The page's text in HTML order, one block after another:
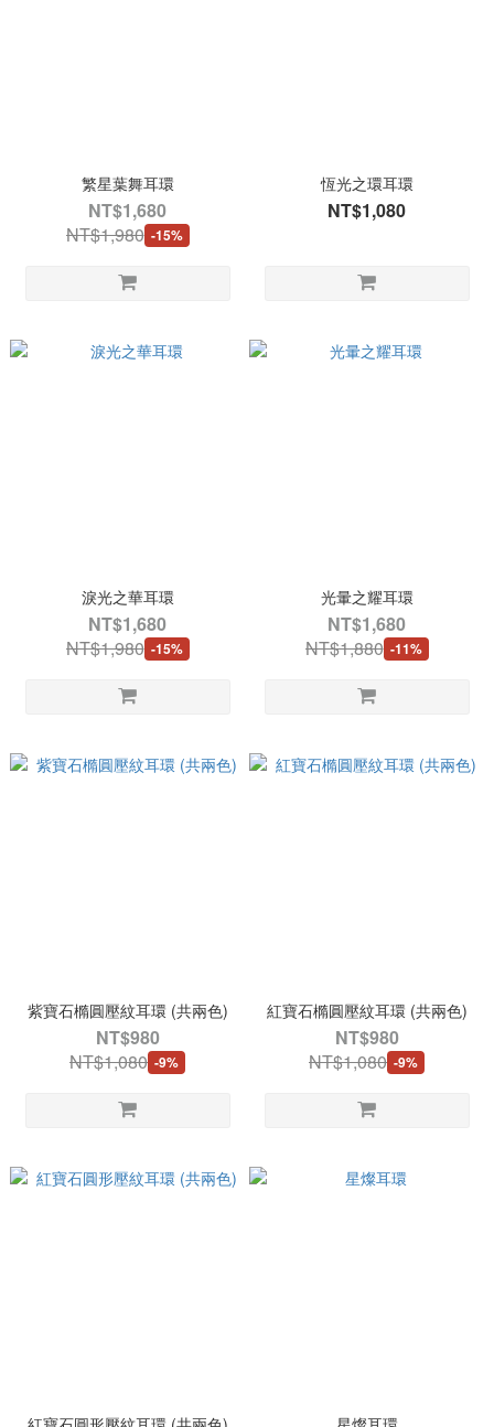
繁星葉舞耳環
NT$1,680
NT$1,980 -15%
恆光之環耳環
NT$1,080
淚光之華耳環
NT$1,680
NT$1,980 -15%
光暈之耀耳環
NT$1,680
NT$1,880 -11%
紫寶石橢圓壓紋耳環 (共兩色)
NT$980
NT$1,080 -9%
紅寶石橢圓壓紋耳環 (共兩色)
NT$980
NT$1,080 -9%